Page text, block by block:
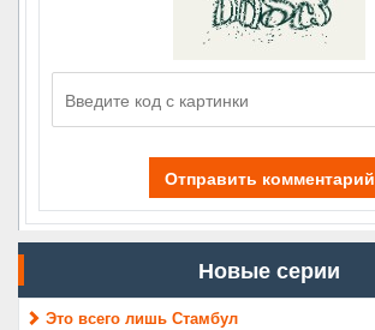
Отправить комментарий
Новые серии
Это всего лишь Стамбул